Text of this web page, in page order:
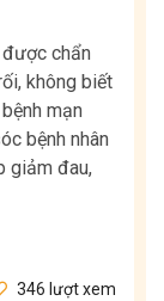
chẩn
không biết
mạn
bệnh nhân
giảm đau,
346 lượt xem